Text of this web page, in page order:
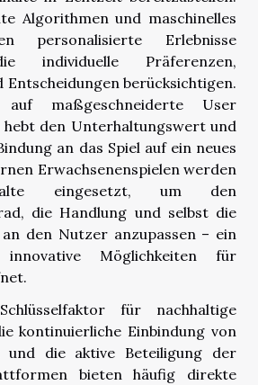
Algorithmen und maschinelles
personalisierte Erlebnisse
individuelle Präferenzen,
berücksichtigen.
maßgeschneiderte User
hebt den Unterhaltungswert und
an das Spiel auf ein neues
Erwachsenenspielen werden
eingesetzt, um den
die Handlung und selbst die
den Nutzer anzupassen – ein
Möglichkeiten für
für nachhaltige
kontinuierliche Einbindung von
und die aktive Beteiligung der
bieten häufig direkte